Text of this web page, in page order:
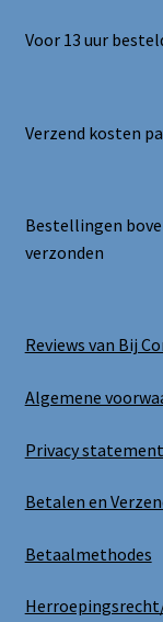
Voor 13 uur
Verzend kosten
Bestellingen
verzonden
Reviews van Bij
Algemene
Privacy statement
Betalen en
Betaalmethodes